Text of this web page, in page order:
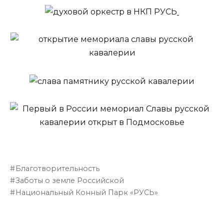
Благотворительность
Заботы о земле Российской
Национальный Конный Парк «РУСЬ»